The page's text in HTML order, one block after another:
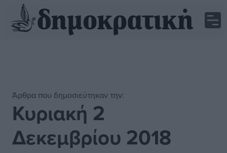
Άρθρα που δημοσιεύτηκαν την:
Κυριακή 2
Δεκεμβρίου 2018